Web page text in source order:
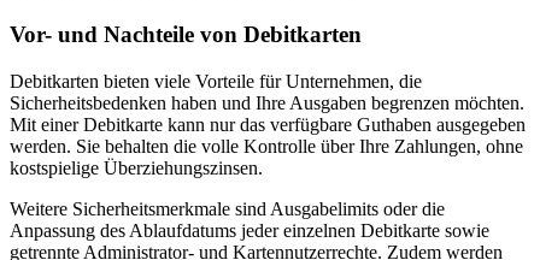
Vor- und Nachteile von Debitkarten
Debitkarten bieten viele Vorteile für Unternehmen, die
Sicherheitsbedenken haben und Ihre Ausgaben begrenzen möchten.
Mit einer Debitkarte kann nur das verfügbare Guthaben ausgegeben
werden. Sie behalten die volle Kontrolle über Ihre Zahlungen, ohne
kostspielige Überziehungszinsen.
Weitere Sicherheitsmerkmale sind Ausgabelimits oder die
Anpassung des Ablaufdatums jeder einzelnen Debitkarte sowie
getrennte Administrator- und Kartennutzerrechte. Zudem werden